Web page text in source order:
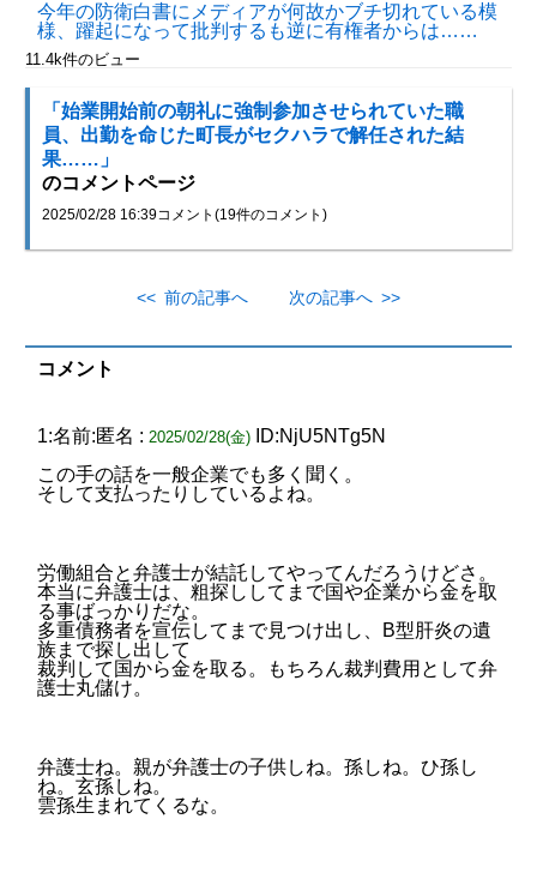
今年の防衛白書にメディアが何故かブチ切れている模
様、躍起になって批判するも逆に有権者からは……
11.4k件のビュー
「始業開始前の朝礼に強制参加させられていた職
員、出勤を命じた町長がセクハラで解任された結
果……」
のコメントページ
2025/02/28 16:39コメント(19件のコメント)
<< 前の記事へ 次の記事へ >>
コメント
1:名前:匿名 : 2025/02/28(金)
ID:NjU5NTg5N
この手の話を一般企業でも多く聞く。
そして支払ったりしているよね。
労働組合と弁護士が結託してやってんだろうけどさ。
本当に弁護士は、粗探ししてまで国や企業から金を取
る事ばっかりだな。
多重債務者を宣伝してまで見つけ出し、B型肝炎の遺
族まで探し出して
裁判して国から金を取る。もちろん裁判費用として弁
護士丸儲け。
弁護士ね。親が弁護士の子供しね。孫しね。ひ孫し
ね。玄孫しね。
雲孫生まれてくるな。